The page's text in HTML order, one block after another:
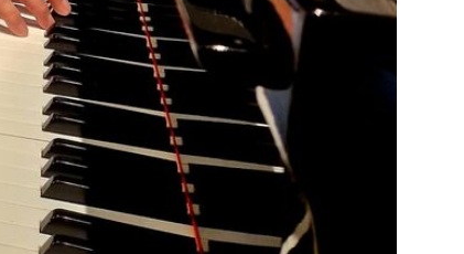
Datenschutzerklärung
Datenschutzerklärung